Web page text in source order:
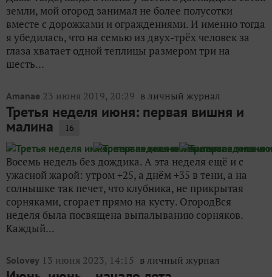
Восемь недель без дождика. А эта неделя ещё и с
ужасной жарой: утром +25, а днём +35 в тени, а на
солнышке так печет, что клубника, не прикрытая
сорняками, сгорает прямо на кусту. ОгородВся
неделя была посвящена выпалыванию сорняков.
Solovey
Июнь, июнь... начало лета
Май проскакал в посевных работах, захватив начало
июня. Параллельно мы занимались расчисткой
участка, разбирали обрезки веток, что-то сжигали,
что-то складывали в сарай на растопку. Супруг косил
триммером активно подрастающую траву. Каждые...
Общество требует жертв 18